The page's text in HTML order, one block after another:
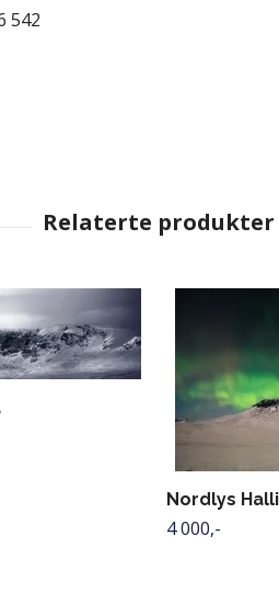
542
Nordlys
4 000,-